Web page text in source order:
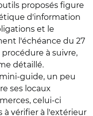
proposés figure
d'information
et le
l'échéance du 27
à suivre,
détaillé.
guide, un peu
ses locaux
celui-ci
vérifier à l'extérieur